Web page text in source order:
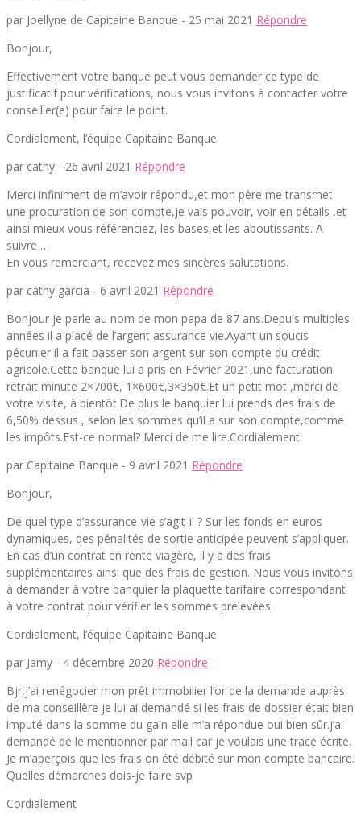
par Joellyne de Capitaine Banque - 25 mai 2021 Répondre
Bonjour,
Effectivement votre banque peut vous demander ce type de
justificatif pour vérifications, nous vous invitons à contacter votre
conseiller(e) pour faire le point.
Cordialement, l’équipe Capitaine Banque.
par cathy - 26 avril 2021 Répondre
Merci infiniment de m’avoir répondu,et mon père me transmet
une procuration de son compte,je vais pouvoir, voir en détails ,et
ainsi mieux vous référenciez, les bases,et les aboutissants. A
suivre …
En vous remerciant, recevez mes sincères salutations.
par cathy garcia - 6 avril 2021 Répondre
Bonjour je parle au nom de mon papa de 87 ans.Depuis multiples
années il a placé de l’argent assurance vie.Ayant un soucis
pécunier il a fait passer son argent sur son compte du crédit
agricole.Cette banque lui a pris en Février 2021,une facturation
retrait minute 2×700€, 1×600€,3×350€.Et un petit mot ,merci de
votre visite, à bientôt.De plus le banquier lui prends des frais de
6,50% dessus , selon les sommes qu’il a sur son compte,comme
les impôts.Est-ce normal? Merci de me lire.Cordialement.
par Capitaine Banque - 9 avril 2021 Répondre
Bonjour,
De quel type d’assurance-vie s’agit-il ? Sur les fonds en euros
dynamiques, des pénalités de sortie anticipée peuvent s’appliquer.
En cas d’un contrat en rente viagère, il y a des frais
supplémentaires ainsi que des frais de gestion. Nous vous invitons
à demander à votre banquier la plaquette tarifaire correspondant
à votre contrat pour vérifier les sommes prélevées.
Cordialement, l’équipe Capitaine Banque
par Jamy - 4 décembre 2020 Répondre
Bjr,j’ai renégocier mon prêt immobilier l’or de la demande auprès
de ma conseillère je lui ai demandé si les frais de dossier était bien
imputé dans la somme du gain elle m’a répondue oui bien sûr.j’ai
demandé de le mentionner par mail car je voulais une trace écrite.
Je m’aperçois que les frais on été débité sur mon compte bancaire.
Quelles démarches dois-je faire svp
Cordialement